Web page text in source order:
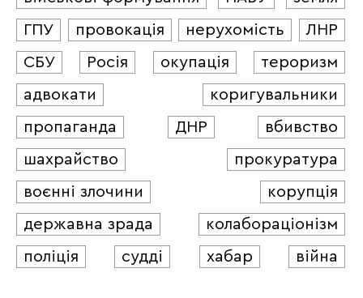
ГПУ
провокація нерухомість
ЛНР
СБУ
Росія окупація
тероризм
адвокати
коригувальники
пропаганда
ДНР
вбивство
шахрайство
прокуратура
воєнні злочини
корупція
державна зрада
колабораціонізм
поліція
судді хабар війна